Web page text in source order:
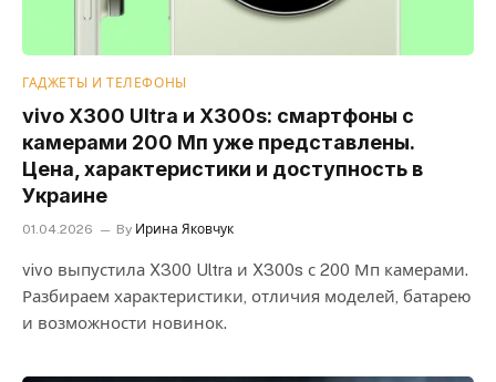
ГАДЖЕТЫ И ТЕЛЕФОНЫ
vivo X300 Ultra и X300s: смартфоны с
камерами 200 Мп уже представлены.
Цена, характеристики и доступность в
Украине
01.04.2026 By Ирина Яковчук
vivo выпустила X300 Ultra и X300s с 200 Мп камерами.
Разбираем характеристики, отличия моделей, батарею
и возможности новинок.